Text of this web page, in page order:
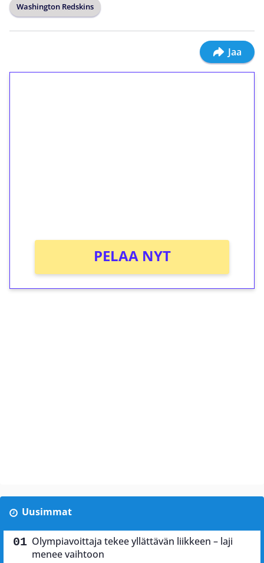
Washington Redskins
Jaa
PELAA NYT
Uusimmat
Olympiavoittaja tekee yllättävän liikkeen – laji
menee vaihtoon